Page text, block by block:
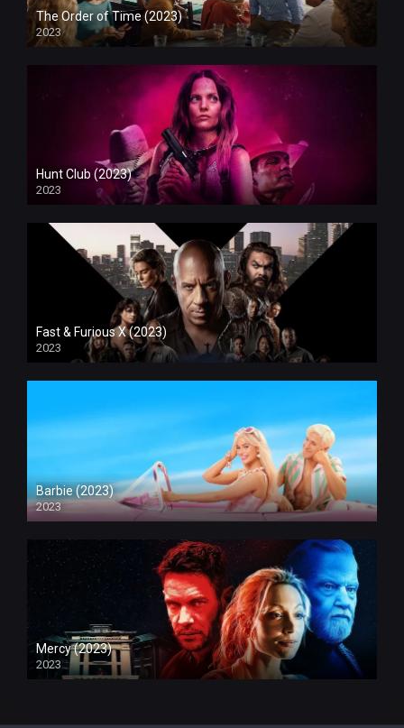
The Order of Time (2023)
2023
Hunt Club (2023)
2023
Fast & Furious X (2023)
2023
Barbie (2023)
2023
Mercy (2023)
2023